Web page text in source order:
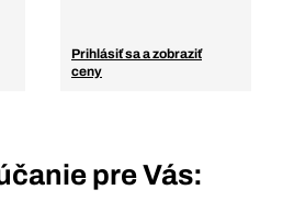
Prihlásiť sa a zobraziť
ceny
pre Vás: